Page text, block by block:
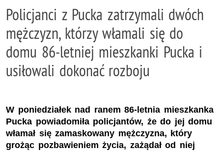
Policjanci z Pucka zatrzymali dwóch
mężczyzn, którzy włamali się do
domu 86-letniej mieszkanki Pucka i
usiłowali dokonać rozboju
W poniedziałek nad ranem 86-letnia mieszkanka
Pucka powiadomiła policjantów, że do jej domu
włamał się zamaskowany mężczyzna, który
grożąc pozbawieniem życia, zażądał od niej